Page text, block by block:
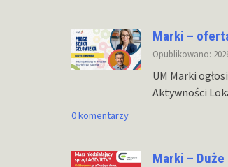
Marki –
Opublikowano:
UM Marki
Aktywności
0 komentarzy
Marki –